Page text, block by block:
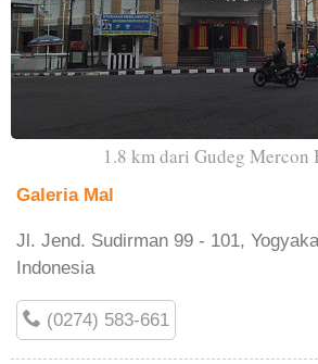
1.8 km dari Gudeg Mercon
Galeria Mal
Jl. Jend. Sudirman 99 - 101,
Indonesia
(0274) 583-661